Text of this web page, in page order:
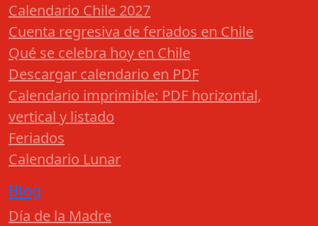
Calendario Chile 2027
Cuenta regresiva de feriados en Chile
Qué se celebra hoy en Chile
Descargar calendario en PDF
Calendario imprimible: PDF horizontal,
vertical y listado
Feriados
Calendario Lunar
Blog
Día de la Madre